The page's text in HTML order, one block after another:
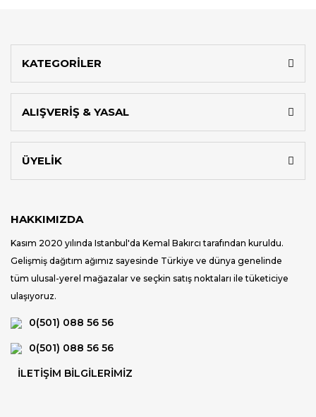
KATEGORİLER
ALIŞVERİŞ & YASAL
ÜYELİK
HAKKIMIZDA
Kasım 2020 yılında Istanbul'da Kemal Bakırcı tarafından kuruldu.
Gelişmiş dağıtım ağımız sayesinde Türkiye ve dünya genelinde
tüm ulusal-yerel mağazalar ve seçkin satış noktaları ile tüketiciye
ulaşıyoruz.
0(501) 088 56 56
0(501) 088 56 56
İLETİŞİM BİLGİLERİMİZ